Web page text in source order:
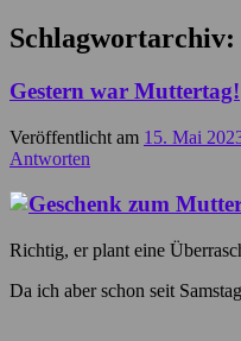
Schlagwortarchiv:
Gestern war Muttertag!
Veröffentlicht am 15. Mai
Antworten
Richtig, er plant eine
Da ich aber schon seit